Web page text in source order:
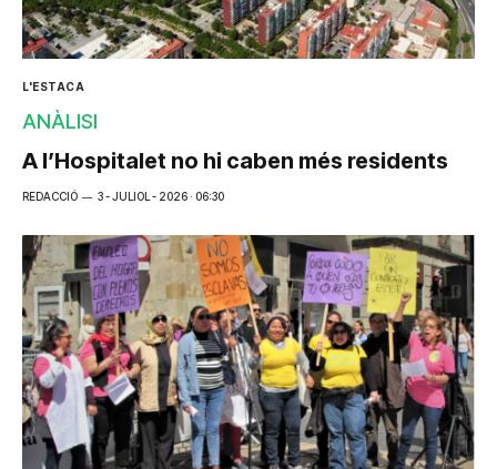
L'ESTACA
ANÀLISI
A l’Hospitalet no hi caben més residents
REDACCIÓ 3 - JULIOL - 2026 · 06:30